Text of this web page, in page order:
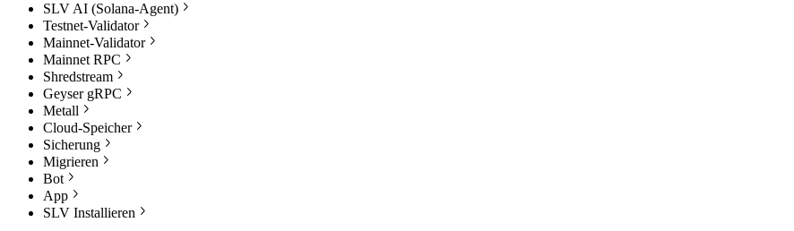
SLV AI (Solana-Agent)
Testnet-Validator
Mainnet-Validator
Mainnet RPC
Shredstream
Geyser gRPC
Metall
Cloud-Speicher
Sicherung
Migrieren
Bot
App
SLV Installieren